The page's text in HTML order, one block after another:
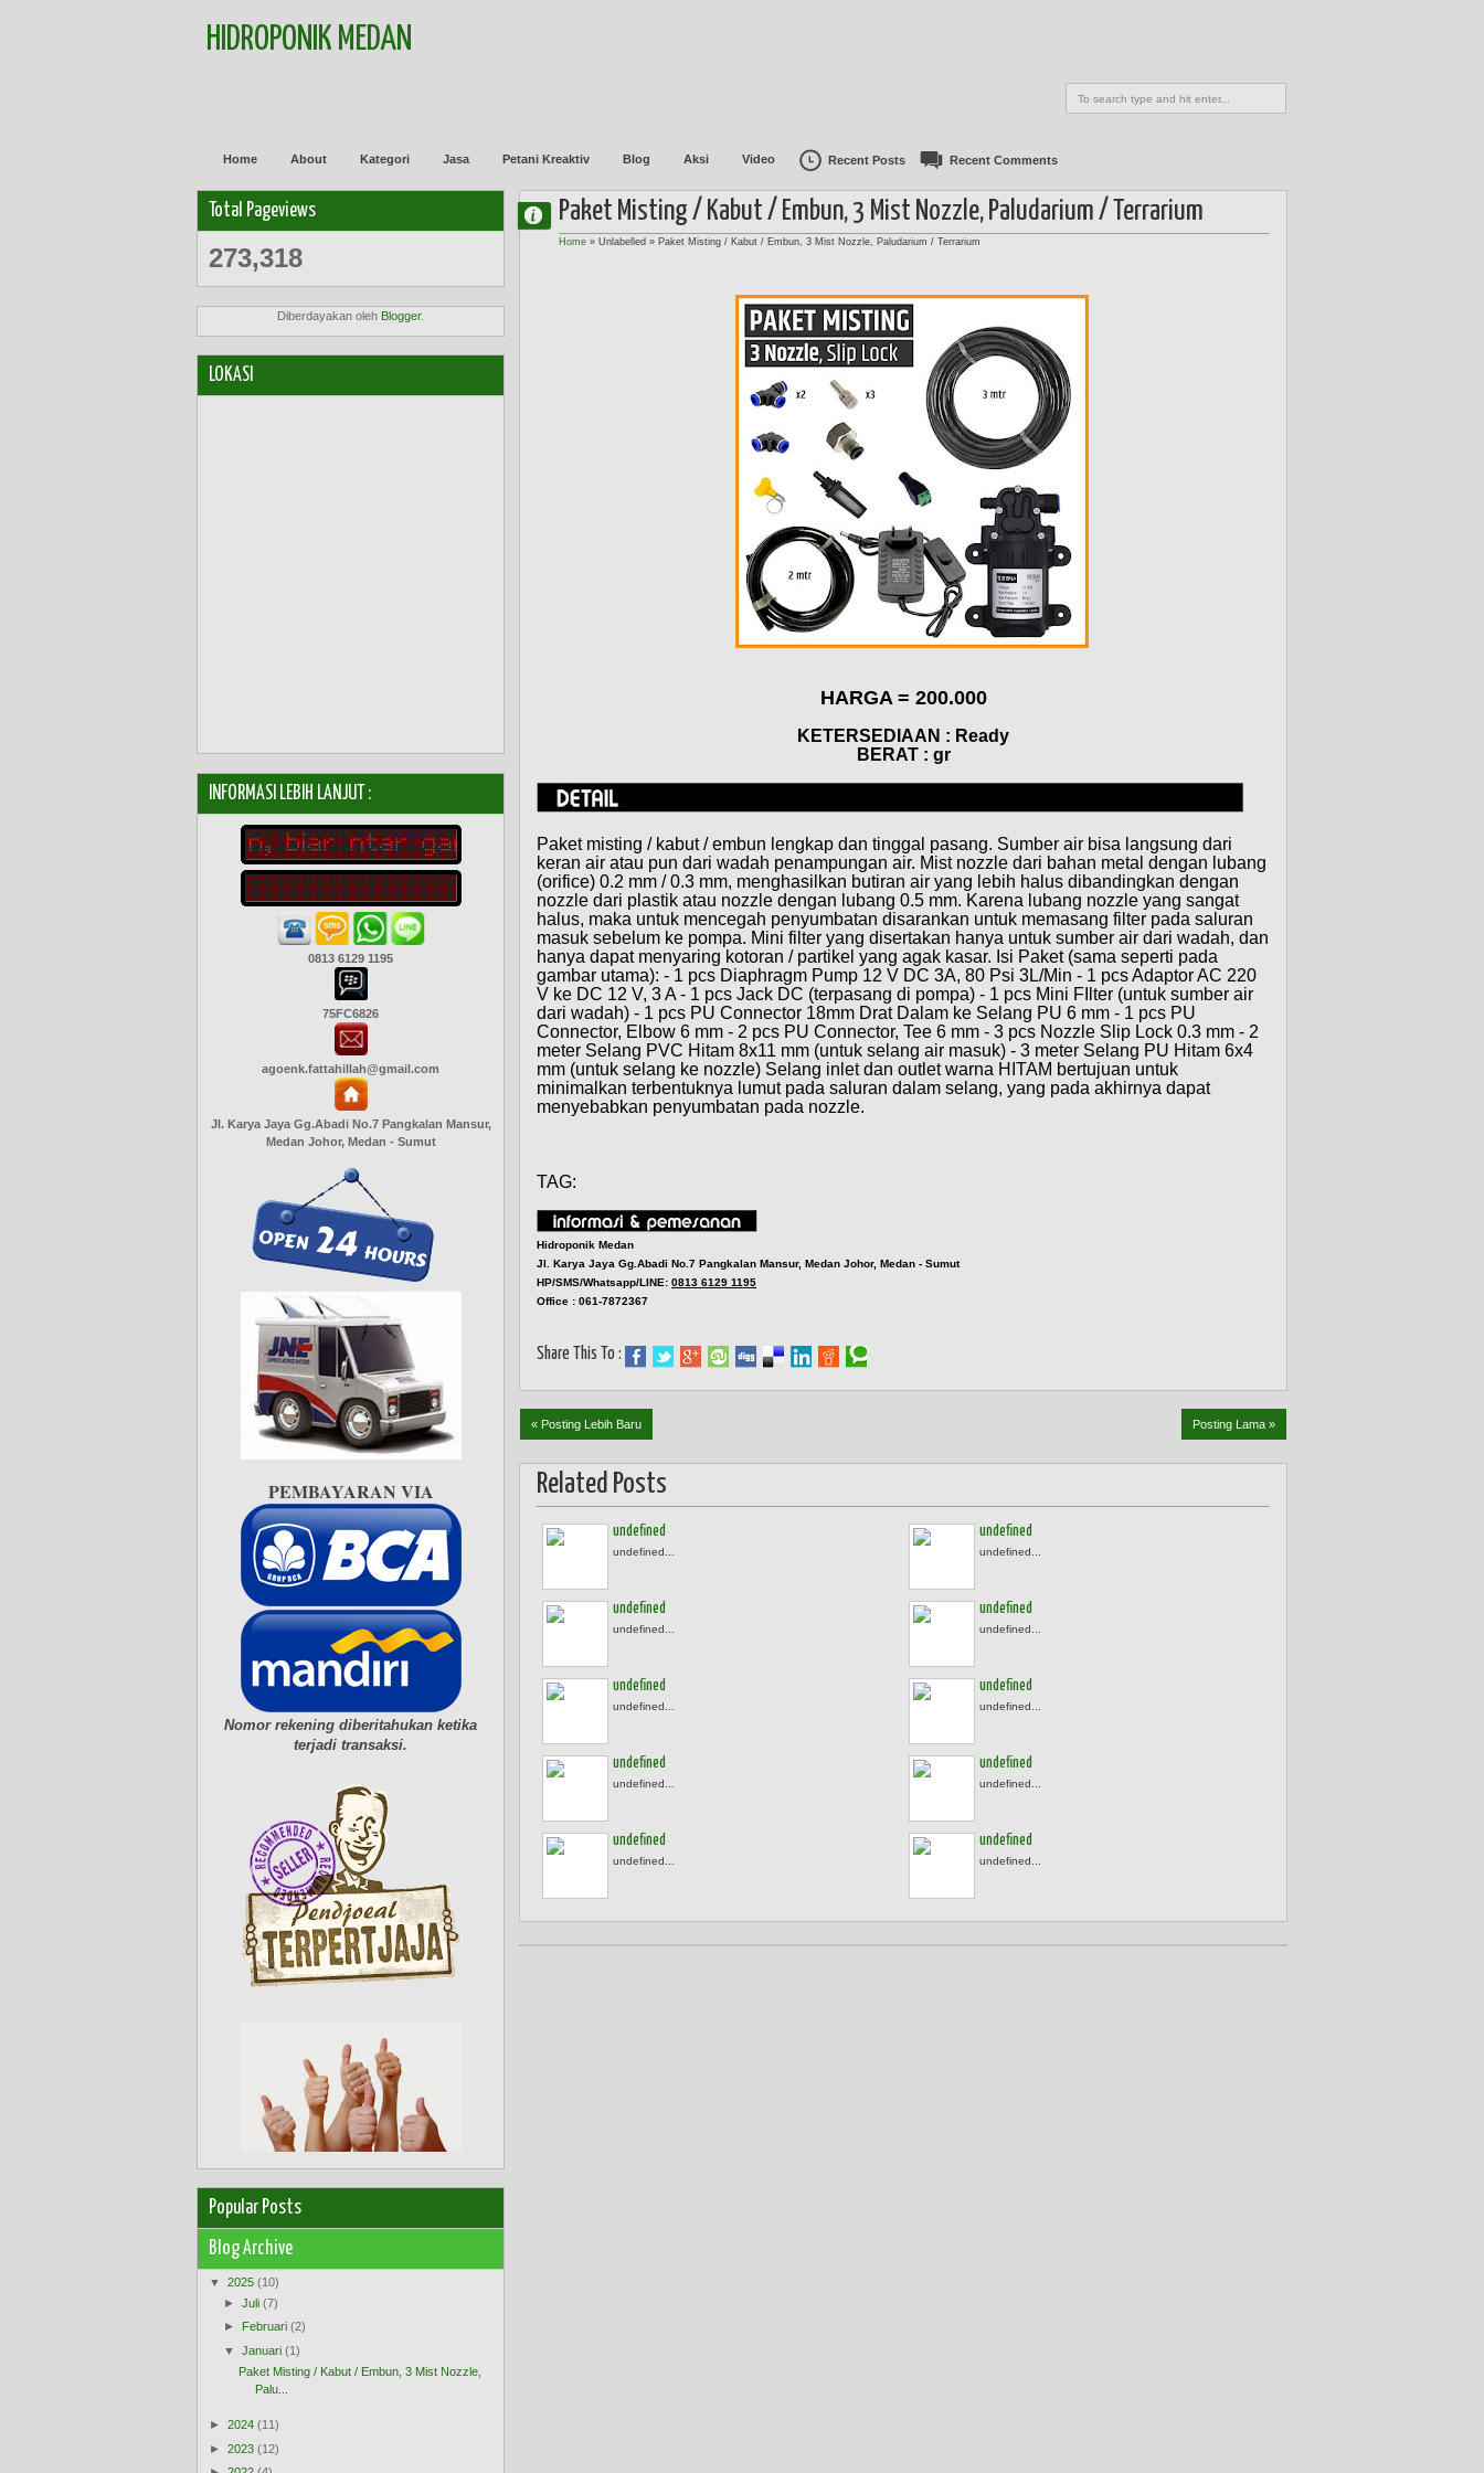
HIDROPONIK MEDAN
Home About Kategori Jasa Petani Kreaktiv Blog Aksi Video Recent Posts Recent Comments
Paket Misting / Kabut / Embun, 3 Mist Nozzle, Paludarium / Terrarium
Home » Unlabelled » Paket Misting / Kabut / Embun, 3 Mist Nozzle, Paludarium / Terrarium
HARGA = 200.000
KETERSEDIAAN : Ready
BERAT : gr
Paket misting / kabut / embun lengkap dan tinggal pasang. Sumber air bisa langsung dari
keran air atau pun dari wadah penampungan air. Mist nozzle dari bahan metal dengan lubang
(orifice) 0.2 mm / 0.3 mm, menghasilkan butiran air yang lebih halus dibandingkan dengan
nozzle dari plastik atau nozzle dengan lubang 0.5 mm. Karena lubang nozzle yang sangat
halus, maka untuk mencegah penyumbatan disarankan untuk memasang filter pada saluran
masuk sebelum ke pompa. Mini filter yang disertakan hanya untuk sumber air dari wadah, dan
hanya dapat menyaring kotoran / partikel yang agak kasar. Isi Paket (sama seperti pada
gambar utama): - 1 pcs Diaphragm Pump 12 V DC 3A, 80 Psi 3L/Min - 1 pcs Adaptor AC 220
V ke DC 12 V, 3 A - 1 pcs Jack DC (terpasang di pompa) - 1 pcs Mini FIlter (untuk sumber air
dari wadah) - 1 pcs PU Connector 18mm Drat Dalam ke Selang PU 6 mm - 1 pcs PU
Connector, Elbow 6 mm - 2 pcs PU Connector, Tee 6 mm - 3 pcs Nozzle Slip Lock 0.3 mm - 2
meter Selang PVC Hitam 8x11 mm (untuk selang air masuk) - 3 meter Selang PU Hitam 6x4
mm (untuk selang ke nozzle) Selang inlet dan outlet warna HITAM bertujuan untuk
minimalkan terbentuknya lumut pada saluran dalam selang, yang pada akhirnya dapat
menyebabkan penyumbatan pada nozzle.
TAG:
Hidroponik Medan
Jl. Karya Jaya Gg.Abadi No.7 Pangkalan Mansur, Medan Johor, Medan - Sumut
HP/SMS/Whatsapp/LINE: 0813 6129 1195
Office : 061-7872367
Share This To :
« Posting Lebih Baru Posting Lama »
Related Posts
undefined
undefined...
undefined
undefined...
undefined
undefined...
undefined
undefined...
undefined
undefined...
undefined
undefined...
undefined
undefined...
undefined
undefined...
undefined
undefined...
undefined
undefined...
Total Pageviews
273,318
Diberdayakan oleh Blogger.
LOKASI
INFORMASI LEBIH LANJUT :
0813 6129 1195
75FC6826
agoenk.fattahillah@gmail.com
Jl. Karya Jaya Gg.Abadi No.7 Pangkalan Mansur,
Medan Johor, Medan - Sumut
PEMBAYARAN VIA
Nomor rekening diberitahukan ketika
terjadi transaksi.
Popular Posts
Blog Archive
▼ 2025 (10)
►Juli (7)
►
Februari (2)
▼
Januari (1)
Paket Misting / Kabut / Embun, 3 Mist Nozzle,
Palu...
► 2024 (11)
► 2023 (12)